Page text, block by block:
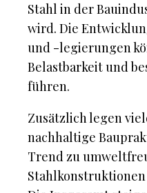
Stahl in der
wird. Die
und -legierungen
Belastbarkeit und
führen.
Zusätzlich legen
nachhaltige
Trend zu